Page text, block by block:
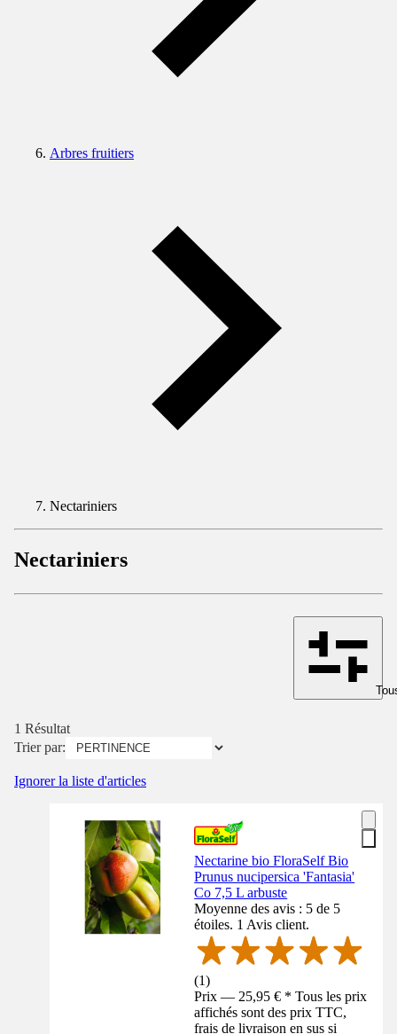
Arbres fruitiers
Nectariniers
Nectariniers
1 Résultat
Trier par:
Ignorer la liste d'articles
Nectarine bio FloraSelf Bio
Prunus nucipersica 'Fantasia'
Co 7,5 L arbuste
Moyenne des avis : 5 de 5
étoiles. 1 Avis client.
(1)
Prix — 25,95 € * Tous les prix
affichés sont des prix TTC,
frais de livraison en sus si